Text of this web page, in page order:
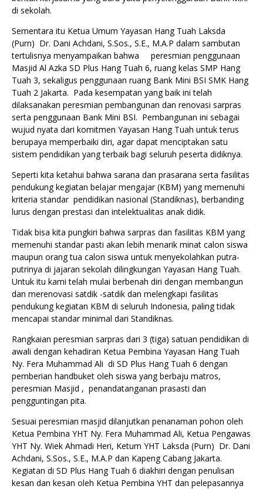
di sekolah.
Sementara itu Ketua Umum Yayasan Hang Tuah Laksda
(Purn) Dr. Dani Achdani, S.Sos., S.E., M.A.P dalam sambutan
tertulisnya menyampaikan bahwa peresmian penggunaan
Masjid Al Azka SD Plus Hang Tuah 6, ruang kelas SMP Hang
Tuah 3, sekaligus penggunaan ruang Bank Mini BSI SMK Hang
Tuah 2 Jakarta. Pada kesempatan yang baik ini telah
dilaksanakan peresmian pembangunan dan renovasi sarpras
serta penggunaan Bank Mini BSI. Pembangunan ini sebagai
wujud nyata dari komitmen Yayasan Hang Tuah untuk terus
berupaya memperbaiki diri, agar dapat menciptakan satu
sistem pendidikan yang terbaik bagi seluruh peserta didiknya.
Seperti kita ketahui bahwa sarana dan prasarana serta fasilitas
pendukung kegiatan belajar mengajar (KBM) yang memenuhi
kriteria standar pendidikan nasional (Standiknas), berbanding
lurus dengan prestasi dan intelektualitas anak didik.
Tidak bisa kita pungkiri bahwa sarpras dan fasilitas KBM yang
memenuhi standar pasti akan lebih menarik minat calon siswa
maupun orang tua calon siswa untuk menyekolahkan putra-
putrinya di jajaran sekolah dilingkungan Yayasan Hang Tuah.
Untuk itu kami telah mulai berbenah diri dengan membangun
dan merenovasi satdik -satdik dan melengkapi fasilitas
pendukung kegiatan KBM di seluruh Indonesia, paling tidak
mencapai standar minimal dari Standiknas.
Rangkaian peresmian sarpras dari 3 (tiga) satuan pendidikan di
awali dengan kehadiran Ketua Pembina Yayasan Hang Tuah
Ny. Fera Muhammad Ali di SD Plus Hang Tuah 6 dengan
pemberian handbuket oleh siswa yang berbaju matros,
peresmian Masjid , penandatanganan prasasti dan
pengguntingan pita.
Sesuai peresmian masjid dilanjutkan penanaman pohon oleh
Ketua Pembina YHT Ny. Fera Muhammad Ali, Ketua Pengawas
YHT Ny. Wiek Ahmadi Heri, Ketum YHT Laksda (Purn) Dr. Dani
Achdani, S.Sos., S.E., M.A.P dan Kapeng Cabang Jakarta.
Kegiatan di SD Plus Hang Tuah 6 diakhiri dengan penulisan
kesan dan kesan oleh Ketua Pembina YHT dan pelepasannya